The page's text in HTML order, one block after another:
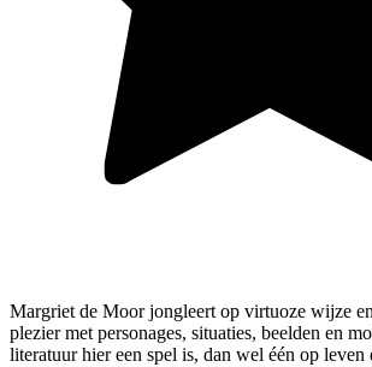
Margriet de Moor jongleert op virtuoze wijze
plezier met personages, situaties, beelden en
literatuur hier een spel is, dan wel één op leven